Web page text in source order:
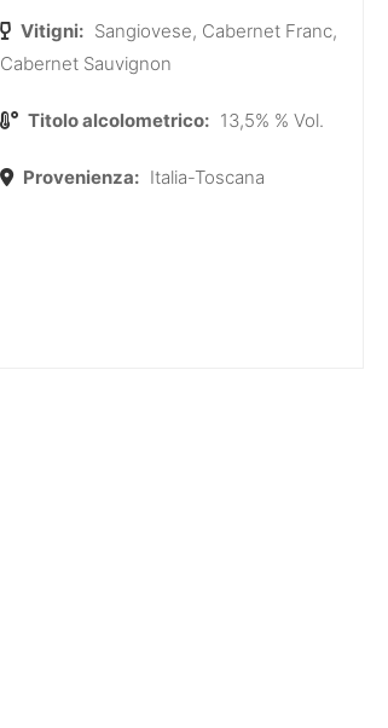
Vitigni: Sangiovese, Cabernet Franc,
Cabernet Sauvignon
Titolo alcolometrico: 13,5% % Vol.
Provenienza: Italia-Toscana